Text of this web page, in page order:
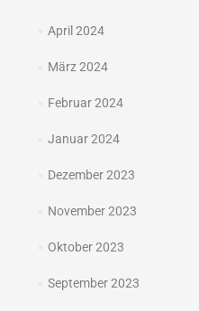
April 2024
März 2024
Februar 2024
Januar 2024
Dezember 2023
November 2023
Oktober 2023
September 2023